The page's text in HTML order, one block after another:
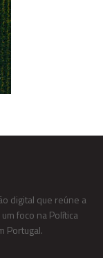
digital que reúne a
foco na Política
Portugal.